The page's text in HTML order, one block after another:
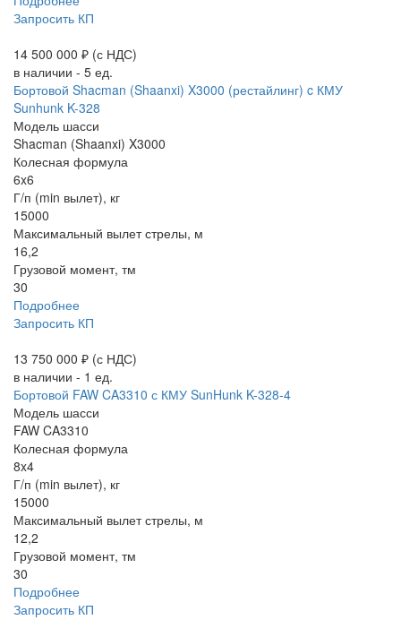
Запросить КП
14 500 000 ₽ (с НДС)
в наличии - 5 ед.
Бортовой Shacman (Shaanxi) X3000 (рестайлинг) c КМУ
Sunhunk K-328
Модель шасси
Shacman (Shaanxi) X3000
Колесная формула
6x6
Г/п (min вылет), кг
15000
Максимальный вылет стрелы, м
16,2
Грузовой момент, тм
30
Подробнее
Запросить КП
13 750 000 ₽ (с НДС)
в наличии - 1 ед.
Бортовой FAW CA3310 с КМУ SunHunk K-328-4
Модель шасси
FAW CA3310
Колесная формула
8x4
Г/п (min вылет), кг
15000
Максимальный вылет стрелы, м
12,2
Грузовой момент, тм
30
Подробнее
Запросить КП